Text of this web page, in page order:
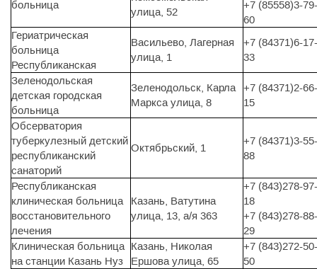
больница
улица, 52
+7 (85558)3-79-
60
Гериатрическая
больница
Республиканская
Васильево, Лагерная
улица, 1
+7 (84371)6-17-
33
Зеленодольская
детская городская
больница
Зеленодольск, Карла
Маркса улица, 8
+7 (84371)2-66-
15
Обсерватория
туберкулезный детский
республиканский
санаторий
Октябрьский, 1
+7 (84371)3-55-
88
Республиканская
клиническая больница
восстановительного
лечения
Казань, Ватутина
улица, 13, а/я 363
+7 (843)278-97-
18
+7 (843)278-88-
29
Клиническая больница
на станции Казань Нуз
Казань, Николая
Ершова улица, 65
+7 (843)272-50-
50